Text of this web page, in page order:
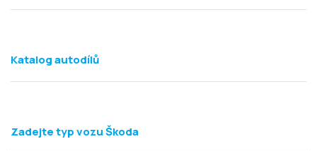
Zadejte typ vozu Škoda
Katalog autodílů